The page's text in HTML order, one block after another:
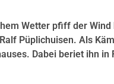
Wetter pfiff der
Püplichuisen. Als
Dabei beriet ihn